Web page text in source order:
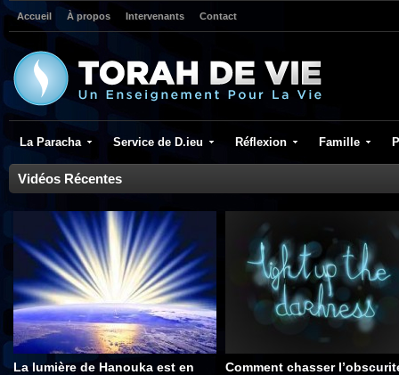
Accueil À propos Intervenants Contact
La Paracha Service de D.ieu Réflexion Famille
Vidéos Récentes
La lumière de Hanouka est en
Comment chasser